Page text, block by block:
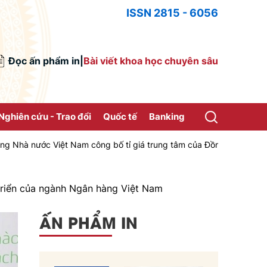
ISSN 2815 - 6056
Đọc ấn phẩm in Bài viết khoa học chuyên sâu
cứu - Trao đổi Quốc tế Banking
Nam công bố tỉ giá trung tâm của Đồng Việt Nam với Đô la Mỹ,
của ngành Ngân hàng Việt Nam
ẤN PHẨM IN